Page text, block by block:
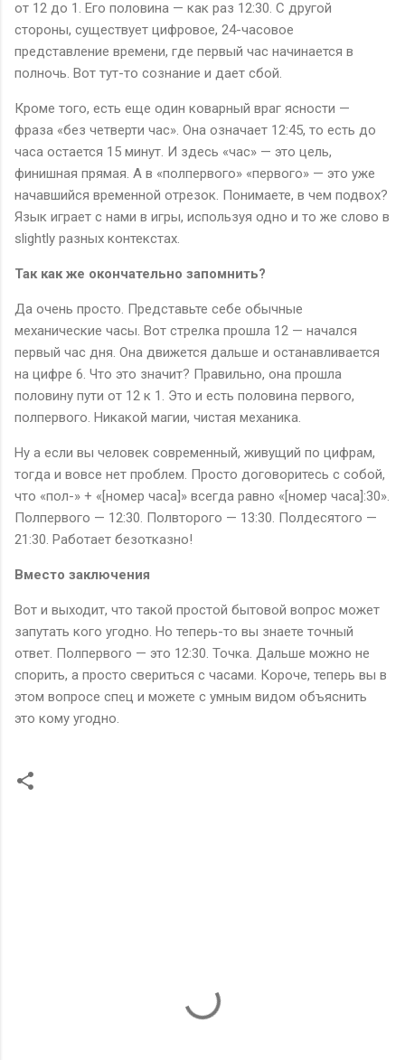
от 12 до 1. Его половина — как раз 12:30. С другой
стороны, существует цифровое, 24-часовое
представление времени, где первый час начинается в
полночь. Вот тут-то сознание и дает сбой.
Кроме того, есть еще один коварный враг ясности —
фраза «без четверти час». Она означает 12:45, то есть до
часа остается 15 минут. И здесь «час» — это цель,
финишная прямая. А в «полпервого» «первого» — это уже
начавшийся временной отрезок. Понимаете, в чем подвох?
Язык играет с нами в игры, используя одно и то же слово в
slightly разных контекстах.
Так как же окончательно запомнить?
Да очень просто. Представьте себе обычные
механические часы. Вот стрелка прошла 12 — начался
первый час дня. Она движется дальше и останавливается
на цифре 6. Что это значит? Правильно, она прошла
половину пути от 12 к 1. Это и есть половина первого,
полпервого. Никакой магии, чистая механика.
Ну а если вы человек современный, живущий по цифрам,
тогда и вовсе нет проблем. Просто договоритесь с собой,
что «пол-» + «[номер часа]» всегда равно «[номер часа]:30».
Полпервого — 12:30. Полвторого — 13:30. Полдесятого —
21:30. Работает безотказно!
Вместо заключения
Вот и выходит, что такой простой бытовой вопрос может
запутать кого угодно. Но теперь-то вы знаете точный
ответ. Полпервого — это 12:30. Точка. Дальше можно не
спорить, а просто свериться с часами. Короче, теперь вы в
этом вопросе спец и можете с умным видом объяснить
это кому угодно.